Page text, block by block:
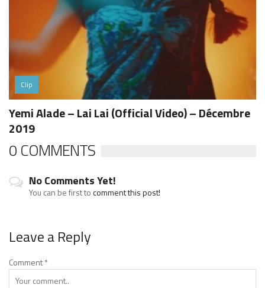
Clip
Yemi Alade – Lai Lai (Official Video) – Décembre
2019
0 COMMENTS
No Comments Yet!
You can be first tocomment this post!
Leave a Reply
Comment*